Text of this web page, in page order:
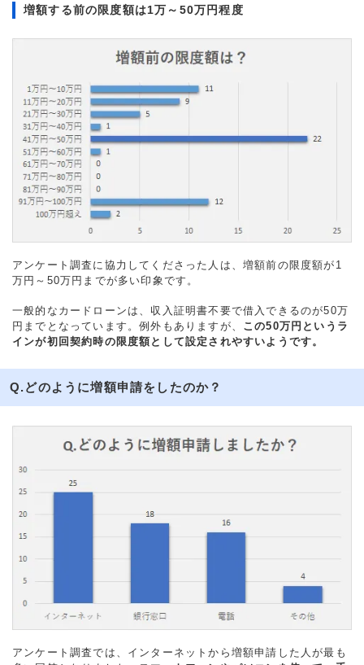
増額する前の限度額は1万～50万円程度
アンケート調査に協力してくださった人は、増額前の限度額が1
万円～50万円までが多い印象です。
一般的なカードローンは、収入証明書不要で借入できるのが50万
円までとなっています。例外もありますが、 この50万円というラ
インが初回契約時の限度額として設定されやすいようです。
Q.どのように増額申請をしたのか？
アンケート調査では、インターネットから増額申請した人が最も